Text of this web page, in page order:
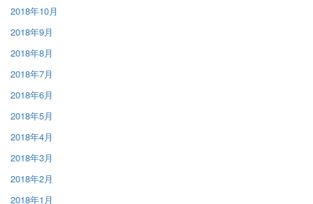
2018年10月
2018年9月
2018年8月
2018年7月
2018年6月
2018年5月
2018年4月
2018年3月
2018年2月
2018年1月